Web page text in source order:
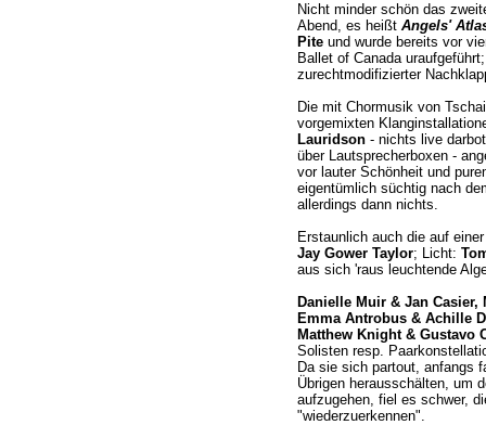
Nicht minder schön das
Abend, es heißt Angels'
Piteund wurde bereits vor
Ballet of Canada
zurechtmodifizierter
Die mit Chormusik von
vorgemixten
Lauridson- nichts live
über Lautsprecherboxen -
vor lauter Schönheit und
eigentümlich süchtig nach
allerdings dann nichts.
Erstaunlich auch die auf
Jay Gower Taylor; Licht:
aus sich 'raus leuchtende
Danielle Muir & Jan
Emma Antrobus & Achille
Matthew Knight & Gustavo
Solisten resp.
Da sie sich partout, anfangs
Übrigen herausschälten, um
aufzugehen, fiel es schwer,
"wiederzuerkennen".